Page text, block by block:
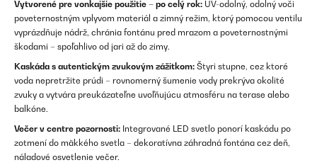
Vytvorené pre vonkajšie použitie – po celý rok: UV-odolný, odolný voči
poveternostným vplyvom materiál a zimný režim, ktorý pomocou ventilu
vyprázdňuje nádrž, chránia fontánu pred mrazom a poveternostnými
škodami – spoľahlivo od jari až do zimy.
Kaskáda s autentickým zvukovým zážitkom: Štyri stupne, cez ktoré
voda nepretržite prúdi – rovnomerný šumenie vody prekrýva okolité
zvuky a vytvára preukázateľne uvoľňujúcu atmosféru na terase alebo
balkóne.
Večer v centre pozornosti: Integrované LED svetlo ponorí kaskádu po
zotmení do mäkkého svetla – dekoratívna záhradná fontána cez deň,
náladové osvetlenie večer.